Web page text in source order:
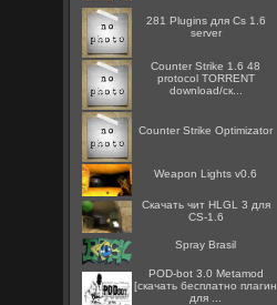
281 Plugins для Cs 1.6
server
Counter Strike 1.6 48
protocol TORRENT
download/ск...
Counter Strike Optimizator
Weapon Lights v0.6
Скачать чит HLGL 3 для
CS-1.6
Spray Brasil
POD-bot 3.0 Metamod
[скачать бесплатно плагин
для ...